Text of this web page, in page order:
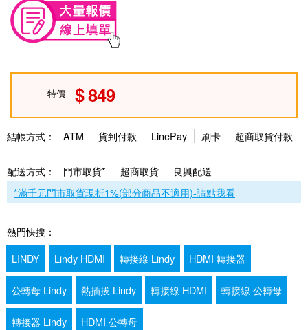
特價 849
結帳方式： ATM 貨到付款 LinePay 刷卡 超商取貨付款
配送方式： 門市取貨* 超商取貨
良興配送
*滿千元門市取貨現折1%(部分商品不適用)-請點我看
熱門快搜：
LINDY
Lindy HDMI 轉接線 Lindy HDMI 轉接器
公轉母 Lindy 熱插拔 Lindy 轉接線 HDMI 轉接線 公轉母
轉接器 Lindy HDMI 公轉母